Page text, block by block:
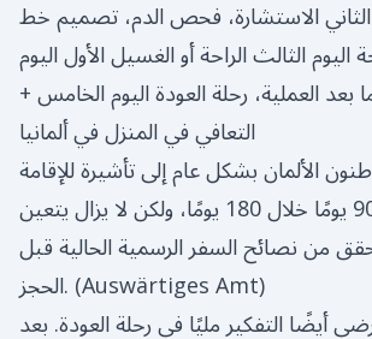
الثاني الاستشارة، فحص الدم، تصميم خط
اليوم الثالث الراحة أو الغسيل الأول اليوم
بعد العملية، رحلة العودة اليوم الخامس +
التعافي في المنزل في ألمانيا
الألمان بشكل عام إلى تأشيرة للإقامة
لمدة تصل إلى 90 يومًا خلال 180 يومًا، ولكن لا يزال يتعين
من نصائح السفر الرسمية الحالية قبل
الحجز. (Auswärtiges Amt)
أيضًا التفكير مليًا في رحلة العودة. بعد